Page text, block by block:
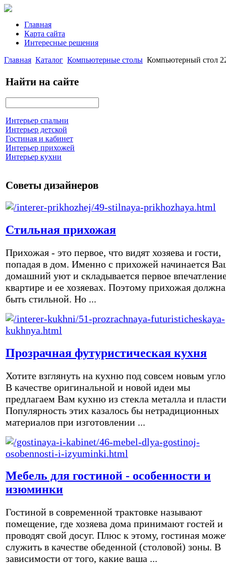
Главная
Карта сайта
Интересные решения
Главная Каталог Компьютерные столы Компьютерный стол
Найти на сайте
Интерьер спальни
Интерьер детской
Гостиная и кабинет
Интерьер прихожей
Интерьер кухни
Советы дизайнеров
Стильная прихожая
Прихожая - это первое, что видят хозяева и гости,
попадая в дом. Именно с прихожей начинается
домашний уют и складывается первое
квартире и ее хозяевах. Поэтому прихожая должна
быть стильной. Но ...
Прозрачная футуристическая кухня
Хотите взглянуть на кухню под совсем новым
В качестве оригинальной и новой идеи мы
предлагаем Вам кухню из стекла металла и
Популярность этих казалось бы нетрадиционных
материалов при изготовлении ...
Мебель для гостиной - особенности и
изюминки
Гостиной в современной трактовке называют
помещение, где хозяева дома принимают гостей и
проводят свой досуг. Плюс к этому, гостиная
служить в качестве обеденной (столовой) зоны. В
зависимости от того, какие ваша ...